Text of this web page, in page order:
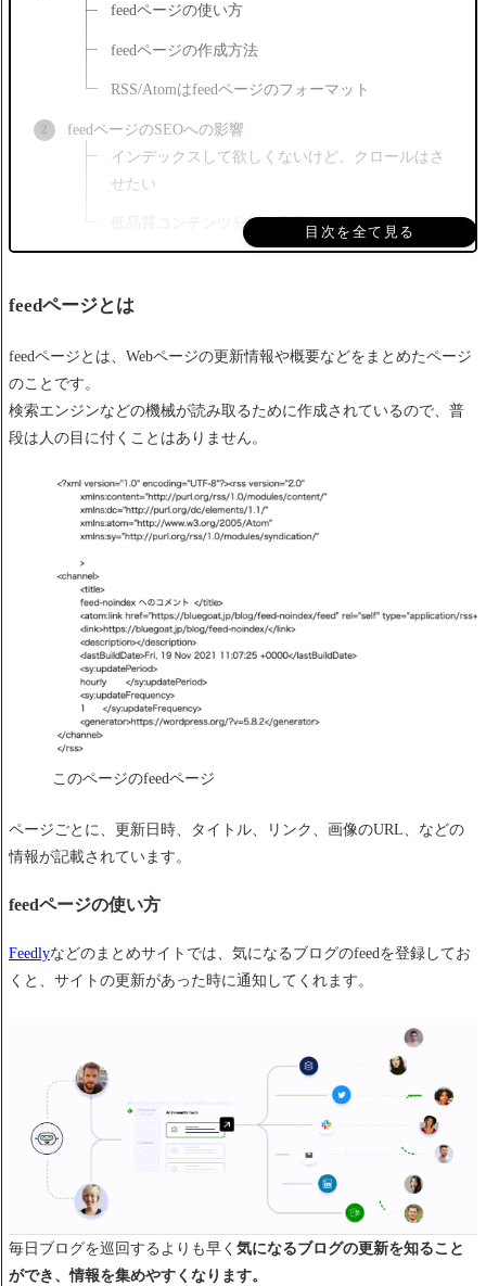
目次を全て見る
feedページの使い方
feedページの作成方法
RSS/Atomはfeedページのフォーマット
feedページのSEOへの影響
インデックスして欲しくないけど、クロールはさ
せたい
低品質コンテンツ分析の邪魔になる
noindex設定
function.phpにコードを追加
feedページのnoindex確認方法
1.デベロッパーツールでfeedページのHTTPヘッダ
ーを確認
2.サーチコンソールの公開テスト
feedページとは
feedページとは、Webページの更新情報や概要などをまとめたページ
のことです。
検索エンジンなどの機械が読み取るために作成されているので、普
段は人の目に付くことはありません。
このページのfeedページ
ページごとに、更新日時、タイトル、リンク、画像のURL、などの
情報が記載されています。
feedページの使い方
Feedlyなどのまとめサイトでは、気になるブログのfeedを登録してお
くと、サイトの更新があった時に通知してくれます。
毎日ブログを巡回するよりも早く 気になるブログの更新を知ること
ができ、情報を集めやすくなります。